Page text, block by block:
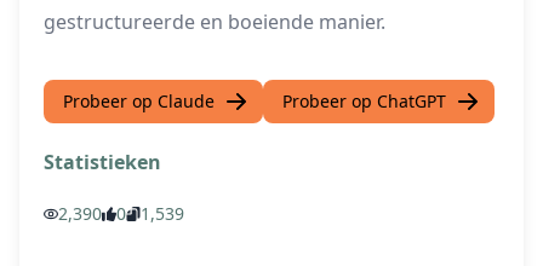
gestructureerde en boeiende manier.
Probeer op Claude Probeer op ChatGPT
Statistieken
2,390 0 1,539